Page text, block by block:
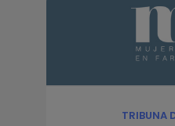
TRIBUNA